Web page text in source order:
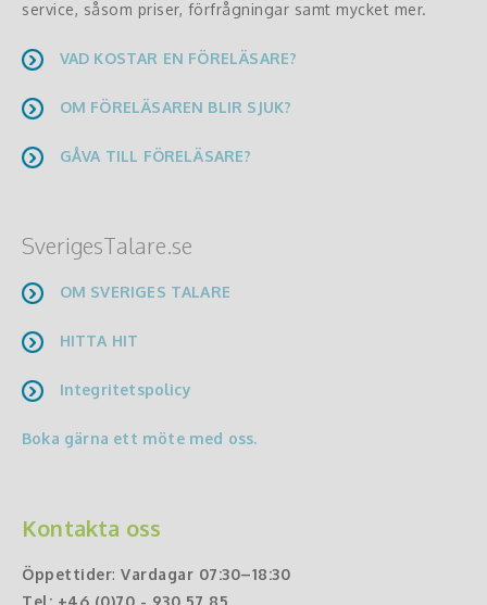
service, såsom priser, förfrågningar samt mycket mer.
VAD KOSTAR EN FÖRELÄSARE?
OM FÖRELÄSAREN BLIR SJUK?
GÅVA TILL FÖRELÄSARE?
SverigesTalare.se
OM SVERIGES TALARE
HITTA HIT
Integritetspolicy
Boka gärna ett möte med oss.
Kontakta oss
Öppettider: Vardagar 07:30–18:30
Tel: +46 (0)70 - 930 57 85